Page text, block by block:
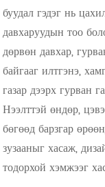
буудал гэдэг нь
давхаруудын тоо
дөрвөн давхар,
байгааг илтгэнэ,
газар дээрх гурван
Нээлттэй өндөр,
бөгөөд барзгар
зузааныг хасаж,
тодорхой хэмжээг